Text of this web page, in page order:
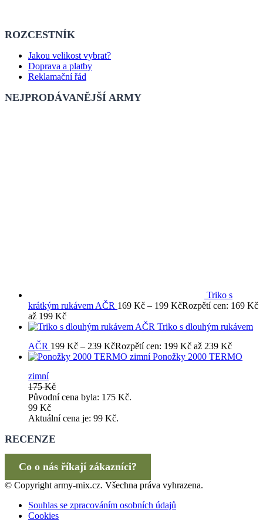
ROZCESTNÍK
Jakou velikost vybrat?
Doprava a platby
Reklamační řád
NEJPRODÁVANĚJŠÍ ARMY
Triko s
krátkým rukávem AČR 169 Kč – 199 KčRozpětí cen: 169 Kč
až 199 Kč
Triko s dlouhým rukávem
AČR 199 Kč – 239 KčRozpětí cen: 199 Kč až 239 Kč
Ponožky 2000 TERMO
zimní
175Kč
Původní cena byla: 175 Kč.
99 Kč
Aktuální cena je: 99 Kč.
RECENZE
Co o nás říkají zákazníci?
© Copyright army-mix.cz. Všechna práva vyhrazena.
Souhlas se zpracováním osobních údajů
Cookies